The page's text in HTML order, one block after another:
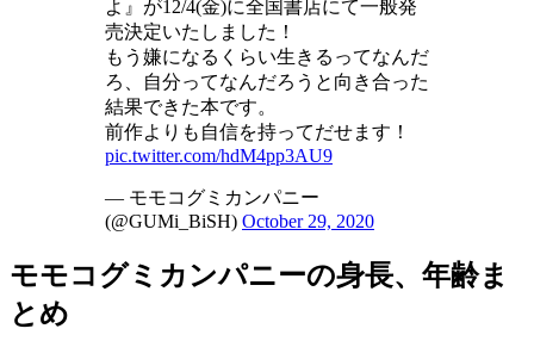
よ』が12/4(金)に全国書店にて一般発
売決定いたしました！
もう嫌になるくらい生きるってなんだ
ろ、自分ってなんだろうと向き合った
結果できた本です。
前作よりも自信を持ってだせます！
pic.twitter.com/hdM4pp3AU9
— モモコグミカンパニー
(@GUMi_BiSH) October 29, 2020
モモコグミカンパニーの身長、年齢ま
とめ